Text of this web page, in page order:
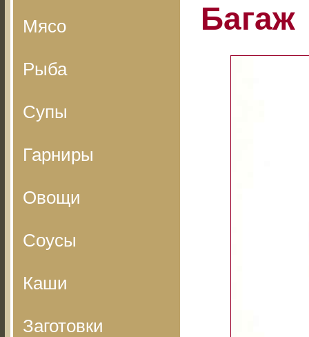
Мясо
Рыба
Супы
Гарниры
Овощи
Соусы
Каши
Заготовки
Багаж